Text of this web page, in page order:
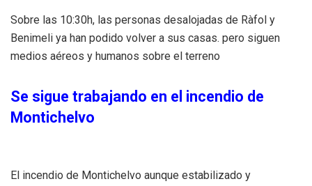
Sobre las 10:30h, las personas desalojadas de Ràfol y
Benimeli ya han podido volver a sus casas. pero siguen
medios aéreos y humanos sobre el terreno
Se sigue trabajando en el incendio de
Montichelvo
El incendio de Montichelvo aunque estabilizado y